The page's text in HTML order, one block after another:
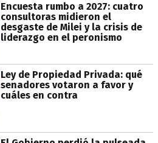
Encuesta rumbo a 2027: cuatro
consultoras midieron el
desgaste de Milei y la crisis de
liderazgo en el peronismo
Ley de Propiedad Privada: qué
senadores votaron a favor y
cuáles en contra